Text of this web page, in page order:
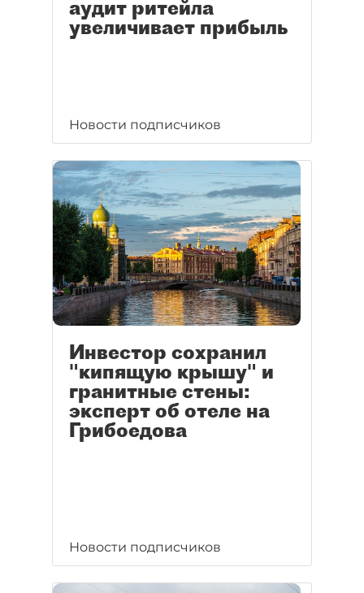
аудит ритейла
увеличивает прибыль
Новости подписчиков
Инвестор сохранил
"кипящую крышу" и
гранитные стены:
эксперт об отеле на
Грибоедова
Новости подписчиков